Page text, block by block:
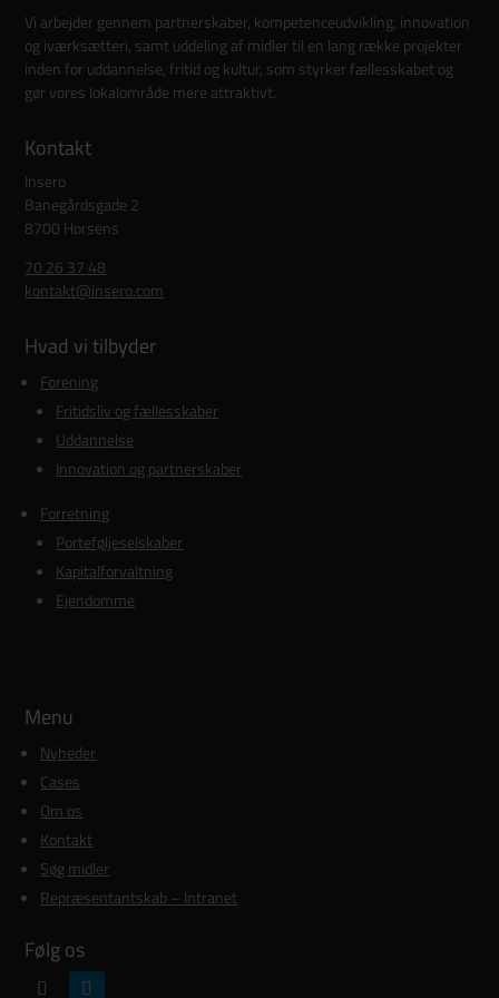
Vi arbejder gennem partnerskaber, kompetenceudvikling, innovation
og iværksætteri, samt uddeling af midler til en lang række projekter
inden for uddannelse, fritid og kultur, som styrker fællesskabet og
gør vores lokalområde mere attraktivt.
Kontakt
Insero
Banegårdsgade 2
8700 Horsens
70 26 37 48
kontakt@insero.com
Hvad vi tilbyder
Forening
Fritidsliv og fællesskaber
Uddannelse
Innovation og partnerskaber
Forretning
Porteføljeselskaber
Kapitalforvaltning
Ejendomme
Menu
Nyheder
Cases
Om os
Kontakt
Søg midler
Repræsentantskab – Intranet
Følg os